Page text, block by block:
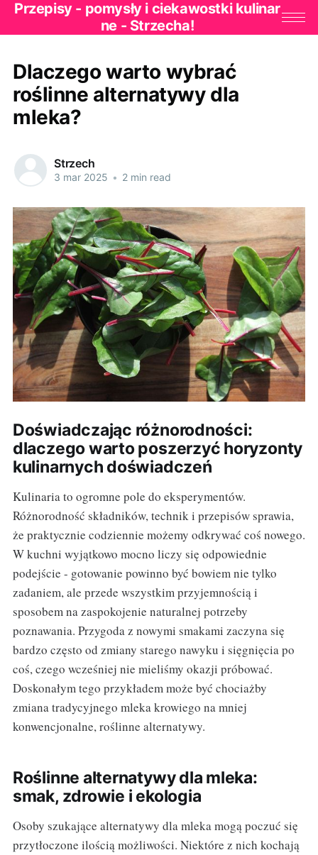
Przepisy - pomysły i ciekawostki kulinar
ne - Strzecha!
Dlaczego warto wybrać
roślinne alternatywy dla
mleka?
Strzech
3 mar 2025 • 2 min read
Doświadczając różnorodności:
dlaczego warto poszerzyć horyzonty
kulinarnych doświadczeń
Kulinaria to ogromne pole do eksperymentów.
Różnorodność składników, technik i przepisów sprawia,
że praktycznie codziennie możemy odkrywać coś nowego.
W kuchni wyjątkowo mocno liczy się odpowiednie
podejście - gotowanie powinno być bowiem nie tylko
zadaniem, ale przede wszystkim przyjemnością i
sposobem na zaspokojenie naturalnej potrzeby
poznawania. Przygoda z nowymi smakami zaczyna się
bardzo często od zmiany starego nawyku i sięgnięcia po
coś, czego wcześniej nie mieliśmy okazji próbować.
Doskonałym tego przykładem może być chociażby
zmiana tradycyjnego mleka krowiego na mniej
konwencjonalne, roślinne alternatywy.
Roślinne alternatywy dla mleka:
smak, zdrowie i ekologia
Osoby szukające alternatywy dla mleka mogą poczuć się
przytłoczone ilością możliwości. Niektóre z nich kochają